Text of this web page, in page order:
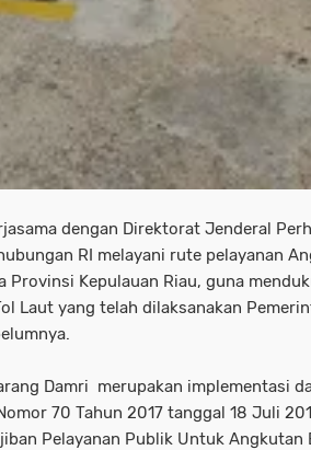
dengan Direktorat Jenderal
RI melayani rute pelayanan
Provinsi Kepulauan Riau, guna
Laut yang telah dilaksanakan
Damri merupakan implementasi
70 Tahun 2017 tanggal 18 Juli
Pelayanan Publik Untuk Angkutan